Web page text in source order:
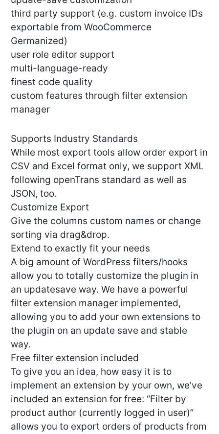
third party support (e.g. custom invoice IDs
exportable from WooCommerce
Germanized)
user role editor support
multi-language-ready
finest code quality
custom features through filter extension
manager
Supports Industry Standards
While most export tools allow order export in
CSV and Excel format only, we support XML
following openTrans standard as well as
JSON, too.
Customize Export
Give the columns custom names or change
sorting via drag&drop.
Extend to exactly fit your needs
A big amount of WordPress filters/hooks
allow you to totally customize the plugin in
an updatesave way. We have a powerful
filter extension manager implemented,
allowing you to add your own extensions to
the plugin on an update save and stable
way.
Free filter extension included
To give you an idea, how easy it is to
implement an extension by your own, we’ve
included an extension for free: “Filter by
product author (currently logged in user)”
allows you to export orders of products from